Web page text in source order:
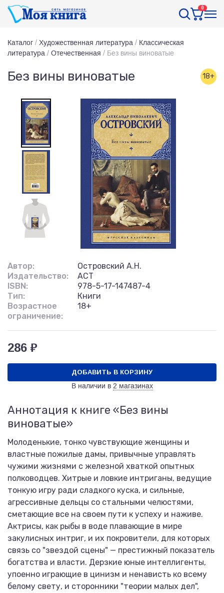
0
Каталог / Художественная литература / Классическая
литература / Отечественная / Без вины виноватые
Без вины виноватые 18+
Автор:
Островский А.Н.
Издательство:
АСТ
ISBN:
978-5-17-147487-4
Тип:
Книги
Возрастное
ограничение:
18+
286 ₽
ДОБАВИТЬ В КОРЗИНУ
В наличии в 2 магазинах
Аннотация к книге «Без вины
виноватые»
Молоденькие, тонко чувствующие женщины и
властные пожилые дамы, привычные управлять
чужими жизнями с железной хваткой опытных
полководцев. Хитрые и ловкие интриганы, ведущие
тонкую игру ради сладкого куска, и сильные,
агрессивные дельцы со стальными челюстями,
сметающие все на своем пути к успеху и наживе.
Актрисы, как рыбы в воде плавающие в мире
закулисных интриг, и их покровители, для которых
связь со "звездой сцены" — престижный показатель
богатства и власти. Дерзкие юные интеллигенты,
упоенно играющие в цинизм и ненависть ко всему
белому свету, и сторонники "теории малых дел",